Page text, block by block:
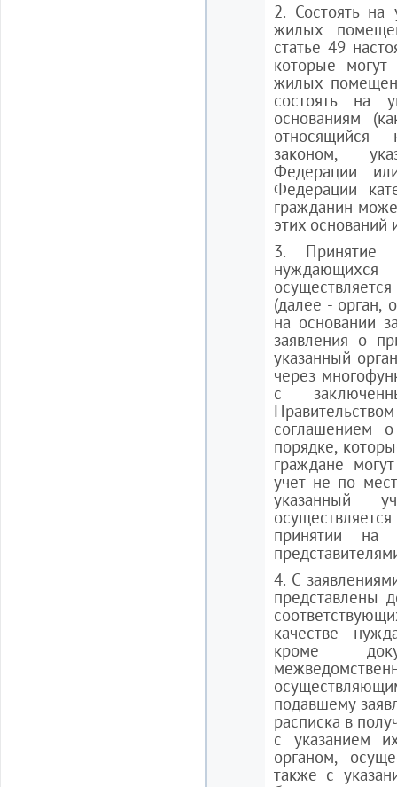
2. Состоять
жилых
статье 49
которые
жилых
состоять на
основаниям
относящийся
законом,
Федерации
Федерации
гражданин
этих оснований
3. Принятие
(далее - орган,
на основании
заявления о
указанный
через
с
соглашением
порядке,
граждане
учет не по
указанный
принятии на
4. С
представлены
качестве
кроме
подавшему
расписка в
с указанием
органом,
также с